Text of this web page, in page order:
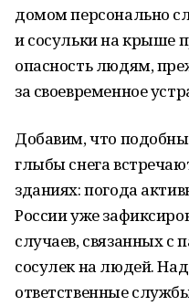
домом персонально
и сосульки на крыше
опасность людям,
за своевременное
Добавим, что
глыбы снега
зданиях: погода
России уже
случаев, связанных с
сосулек на людей.
ответственные